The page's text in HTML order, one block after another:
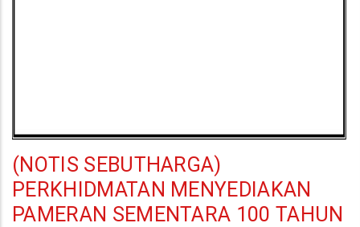
(NOTIS SEBUTHARGA)
PERKHIDMATAN MENYEDIAKAN
PAMERAN SEMENTARA 100 TAHUN